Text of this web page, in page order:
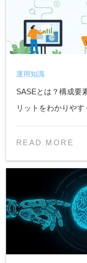
SASEとは？構成要
リットをわかりやす
運用知識
READ MORE